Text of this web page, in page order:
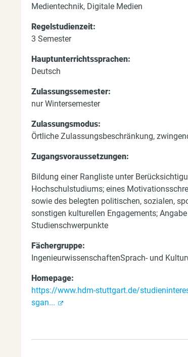
Medientechnik, Digitale Medien
Regelstudienzeit:
3 Semester
Hauptunterrichtssprachen:
Deutsch
Zulassungssemester:
nur Wintersemester
Zulassungsmodus:
Örtliche Zulassungsbeschränkung,
Zugangsvoraussetzungen:
Bildung einer Rangliste unter
Hochschulstudiums; eines
sowie des belegten politischen, sozialen,
sonstigen kulturellen Engagements;
Studienschwerpunkte
Fächergruppe:
IngenieurwissenschaftenSprach- und
Homepage:
https://www.hdm-stuttgart.de/
sgan...